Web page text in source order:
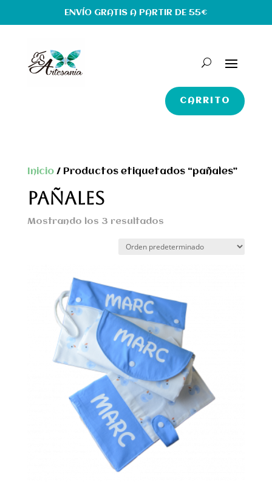
ENVÍO GRATIS A PARTIR DE 55€
CARRITO
Inicio/ Productos etiquetados “pañales”
PAÑALES
Mostrando los 3 resultados